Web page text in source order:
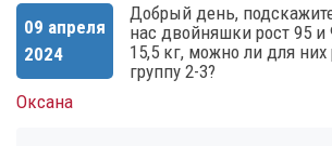
09 апреля
2024
Добрый день,
нас двойняшки рост 95 и
15,5 кг, можно ли для них
группу 2-3?
Оксана